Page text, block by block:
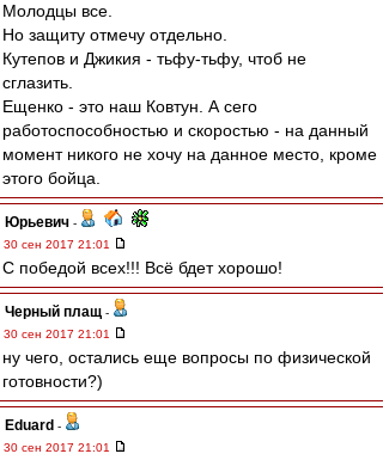
Молодцы все.
Но защиту отмечу отдельно.
Кутепов и Джикия - тьфу-тьфу, чтоб не
сглазить.
Ещенко - это наш Ковтун. А сего
работоспособностью и скоростью - на данный
момент никого не хочу на данное место, кроме
этого бойца.
Юрьевич -
30 сен 2017 21:01
С победой всех!!! Всё бдет хорошо!
Черный плащ -
30 сен 2017 21:01
ну чего, остались еще вопросы по физической
готовности?)
Eduard -
30 сен 2017 21:01